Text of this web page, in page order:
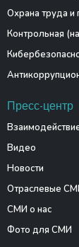
Охрана труда и
Контрольная
Пресс-центр
Видео
Новости
Отраслевые
СМИ о нас
Фото для СМИ